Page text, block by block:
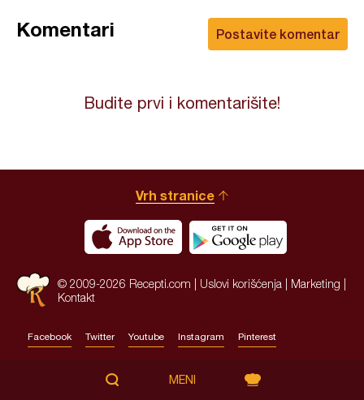
Postavite komentar
Komentari
Budite prvi i komentarišite!
Vrh stranice
© 2009-2026 Recepti.com | Uslovi korišćenja Marketing
Kontakt
Facebook Twitter Youtube Instagram Pinterest